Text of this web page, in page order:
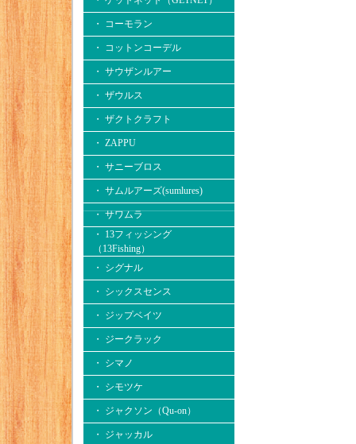
・ コーモラン
・ コットンコーデル
・ サウザンルアー
・ ザウルス
・ ザクトクラフト
・ ZAPPU
・ サニーブロス
・ サムルアーズ(sumlures)
・ サワムラ
・ 13フィッシング
（13Fishing）
・ シグナル
・ シックスセンス
・ ジップベイツ
・ ジークラック
・ シマノ
・ シモツケ
・ ジャクソン（Qu-on）
・ ジャッカル